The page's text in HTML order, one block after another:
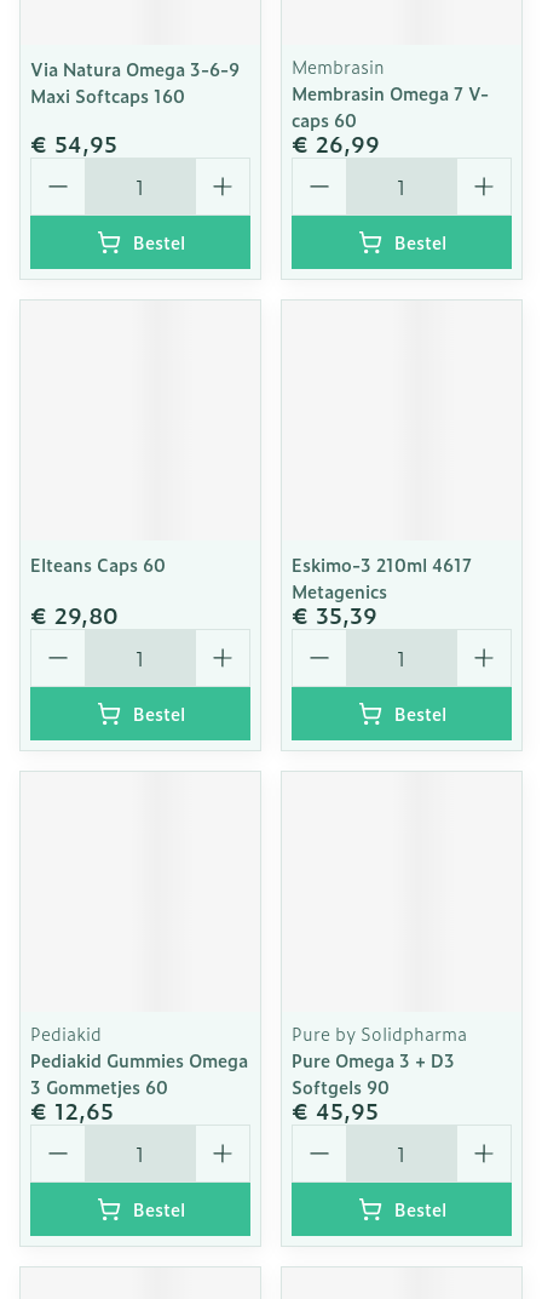
Via Natura Omega 3-6-9
Maxi Softcaps 160
€ 54,95
Aantal
Bestel
Membrasin
Membrasin Omega 7 V-
caps 60
€ 26,99
Aantal
Bestel
Elteans Caps 60
€ 29,80
Aantal
Bestel
Eskimo-3 210ml 4617
Metagenics
€ 35,39
Aantal
Bestel
Pediakid
Pediakid Gummies Omega
3 Gommetjes 60
€ 12,65
Aantal
Bestel
Pure by Solidpharma
Pure Omega 3 + D3
Softgels 90
€ 45,95
Aantal
Bestel